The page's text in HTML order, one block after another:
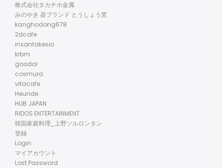
株式会社タカチホ金属
みのやき 器ブランド とうしょう窯
kanghodong678
2dcafe
insantakesio
krbm
goodal
cosmura
vitacafe
Heunde
HUB JAPAN
RIDOS ENTERTAINMENT
韓国家庭料理_上野ソルロンタン
登録
Login
マイアカウント
Lost Password